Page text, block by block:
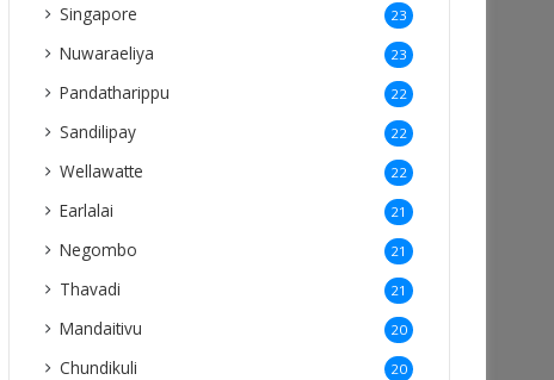
Singapore 23
Nuwaraeliya 23
Pandatharippu 22
Sandilipay 22
Wellawatte 22
Earlalai 21
Negombo 21
Thavadi 21
Mandaitivu 20
Chundikuli 20